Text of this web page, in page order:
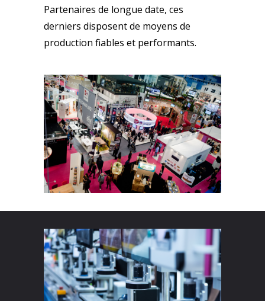
Partenaires de longue date, ces
derniers disposent de moyens de
production fiables et performants.